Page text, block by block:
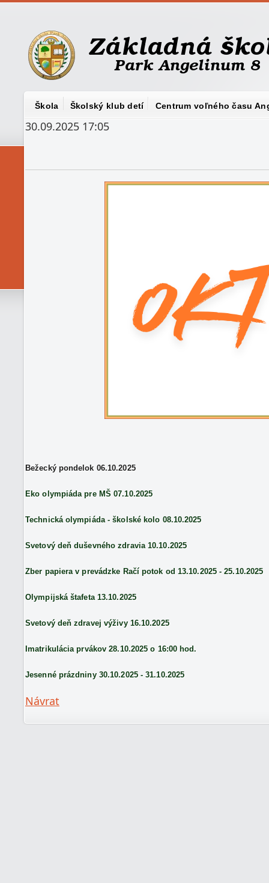
Škola Školský klub detí Centrum voľného času
30.09.2025 17:05
Bežecký pondelok 06.10.2025
Eko olympiáda pre MŠ 07.10.2025
Technická olympiáda - školské kolo 08.10.2025
Svetový deň duševného zdravia 10.10.2025
Zber papiera v prevádzke Račí potok od 13.10.2025 - 25.10.2025
Olympijská štafeta 13.10.2025
Svetový deň zdravej výživy 16.10.2025
Imatrikulácia prvákov 28.10.2025 o 16:00 hod.
Jesenné prázdniny 30.10.2025 - 31.10.2025
Návrat